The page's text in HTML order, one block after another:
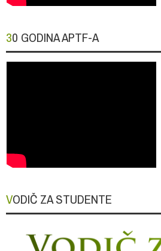
30 GODINA APTF-A
VODIČ ZA STUDENTE